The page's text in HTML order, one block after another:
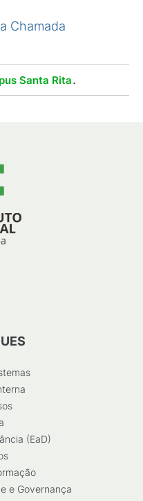
Chamada
Santa Rita.
(EaD)
e Governança